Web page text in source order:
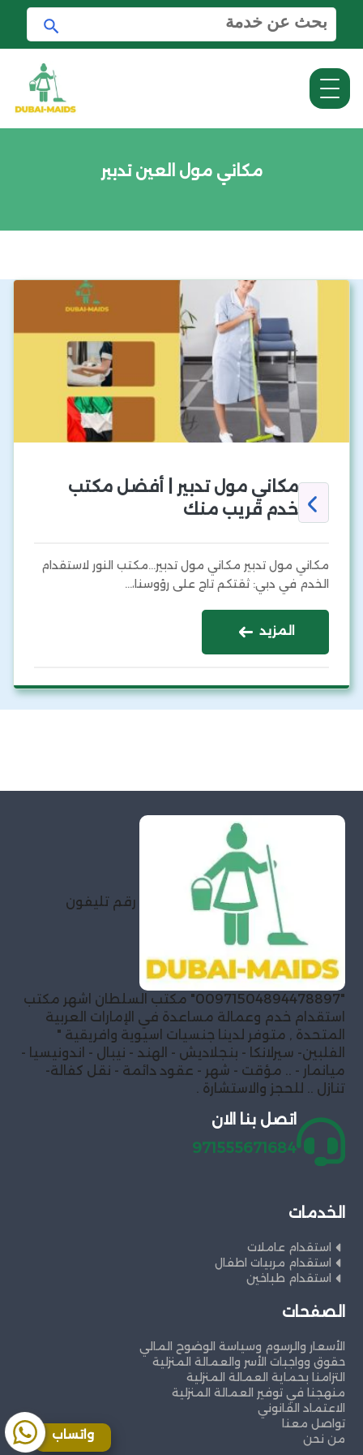
ل
ب
ح
ث
ع
ب
ح
ث
مكاني مول العين تدبير
مكاني مول تدبير | أفضل مكتب
خدم قريب منك
مكاني مول تدبير مكاني مول تدبير…مكتب النور لاستقدام
الخدم في دبي: ثقتكم تاج على رؤوسنا،…
المزيد
رقم تليفون
"00971504894478897" مكتب السلطان اشهر مكتب
استقدام خدم وعمالة مساعدة في الإمارات العربية
المتحدة , متوفر لدينا جنسيات اسيوية وافريقية "
الفلبين- سيرلانكا - بنجلاديش - الهند - نيبال - اندونيسيا -
ميانمار - .. مؤقت - شهر - عقود دائمة - نقل كفالة-
تنازل .. للحجز والاستشارة .
اتصل بنا الان
971555671684
الخدمات
استقدام عاملات
استقدام مربيات اطفال
استقدام طباخين
الصفحات
الأسعار والرسوم وسياسة الوضوح المالي
حقوق وواجبات الأسر والعمالة المنزلية
التزامنا بحماية العمالة المنزلية
منهجنا في توفير العمالة المنزلية
الاعتماد القانوني
تواصل معنا
من نحن
واتساب